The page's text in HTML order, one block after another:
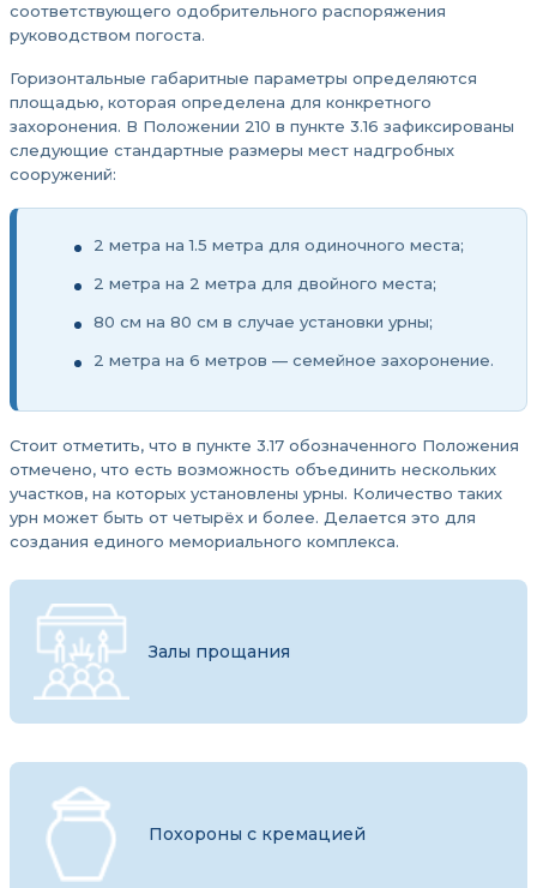
соответствующего одобрительного распоряжения
руководством погоста.
Горизонтальные габаритные параметры определяются
площадью, которая определена для конкретного
захоронения. В Положении 210 в пункте 3.16 зафиксированы
следующие стандартные размеры мест надгробных
сооружений:
2 метра на 1.5 метра для одиночного места;
2 метра на 2 метра для двойного места;
80 см на 80 см в случае установки урны;
2 метра на 6 метров — семейное захоронение.
Стоит отметить, что в пункте 3.17 обозначенного Положения
отмечено, что есть возможность объединить нескольких
участков, на которых установлены урны. Количество таких
урн может быть от четырёх и более. Делается это для
создания единого мемориального комплекса.
Залы прощания
Похороны с кремацией